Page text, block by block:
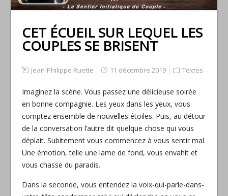
CET ÉCUEIL SUR LEQUEL LES
COUPLES SE BRISENT
Jean-Philippe Ruette 11 décembre 2019 Textes
Imaginez la scène. Vous passez une délicieuse soirée
en bonne compagnie. Les yeux dans les yeux, vous
comptez ensemble de nouvelles étoiles. Puis, au détour
de la conversation l’autre dit quelque chose qui vous
déplait. Subitement vous commencez à vous sentir mal.
Une émotion, telle une lame de fond, vous envahit et
vous chasse du paradis.
Dans la seconde, vous entendez la voix-qui-parle-dans-